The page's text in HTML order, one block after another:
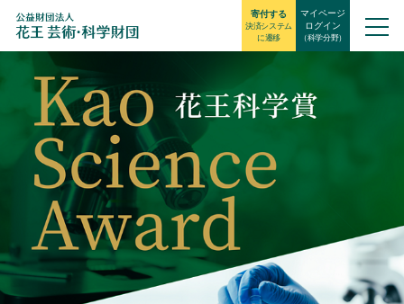
寄付する
決済システム
に遷移
マイページ
ログイン
（科学分野）